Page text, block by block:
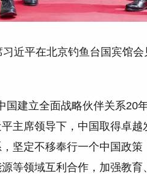
近平在北京钓鱼台国宾馆
国建立全面战略伙伴关系20
主席领导下，中国取得卓
坚定不移奉行一个中国政
等领域互利合作，加强教